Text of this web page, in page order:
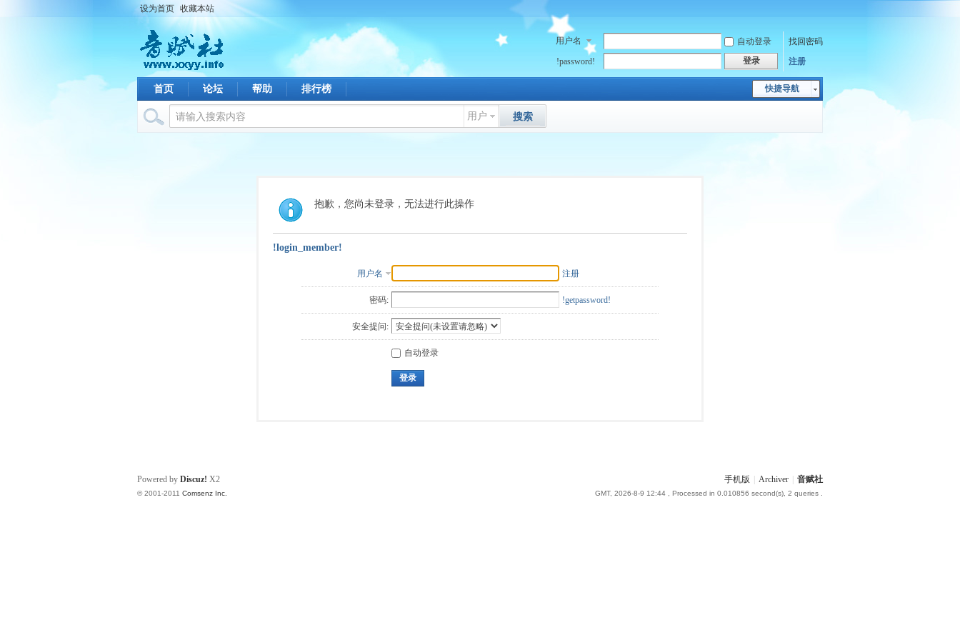
设为首页 收藏本站
用户名 自动登录
找回密码
!password!
登录 注册
快捷导航
首页 论坛 帮助 排行榜
用户 搜索
抱歉，您尚未登录，无法进行此操作
!login_member!
用户名 注册
密码: !getpassword!
安全提问:
自动登录
登录
手机版 Archiver 音赋社
GMT, 2026-8-9 12:44 , Processed in 0.010856 second(s), 2 queries .
Powered by Discuz! X2
© 2001-2011 Comsenz Inc.